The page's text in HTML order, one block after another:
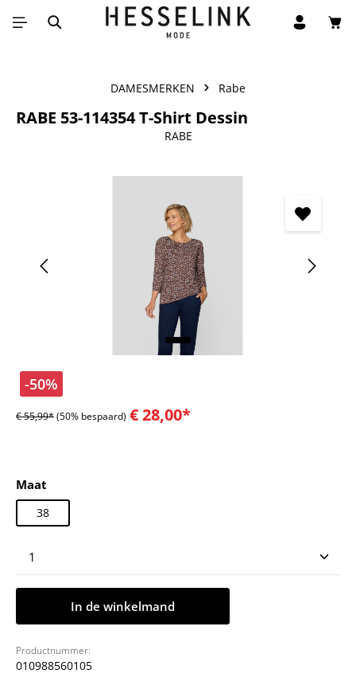
Ga naar de hoofdinhoud
DAMESMERKEN Rabe
RABE 53-114354 T-Shirt Dessin
RABE
-50%
€ 55,99*(50% bespaard) € 28,00*
Selecteer
Maat
38
Producthoeveelheid: Voer de gewenste
In de winkelmand
Productnummer:
010988560105